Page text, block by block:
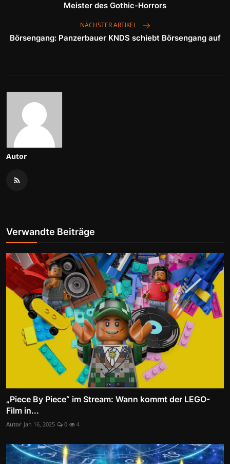
Meister des Gothic-Horrors
NÄCHSTER ARTIKEL
Börsengang: Panzerbauer KNDS schiebt Börsengang auf
Autor
Verwandte Beiträge
„Piece By Piece“ im Stream: Wann kommt der LEGO-
Film in...
Autor Jan 16, 2025 0 4